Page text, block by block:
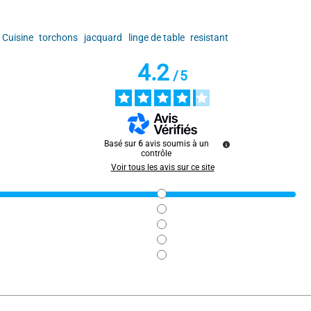
sera bien pratique en cuisine. Le prix pour le lot de 6 est excellent.
Cuisine torchons jacquard linge de table resistant
4.2/5
Basé sur 6 avis soumis à un
contrôle
Voir tous les avis sur ce site